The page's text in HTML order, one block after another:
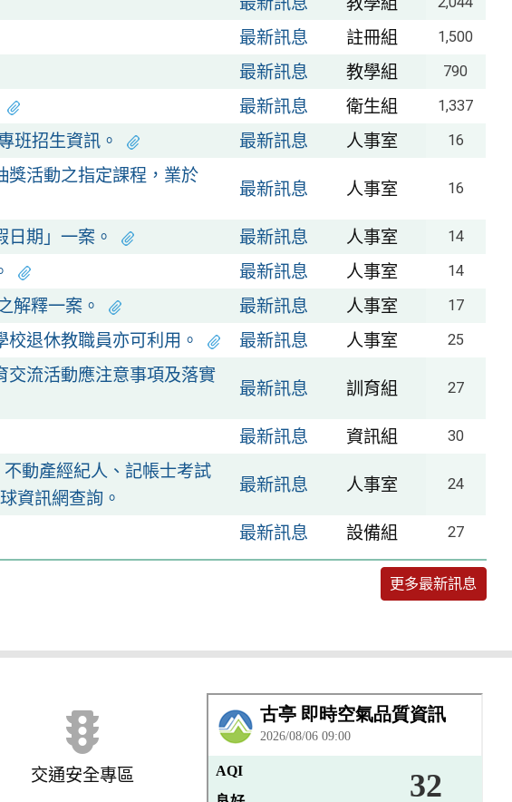
最新訊息 註冊組 1,500
最新訊息 教學組 790
最新訊息 衛生組 1,337
班招生資訊。 最新訊息 人事室 16
獎活動之指定課程，業於
最新訊息 人事室 16
期」一案。 最新訊息 人事室 14
最新訊息 人事室 14
解釋一案。 最新訊息 人事室 17
退休教職員亦可利用。 最新訊息 人事室 25
交流活動應注意事項及落實
最新訊息 訓育組 27
最新訊息 資訊組 30
動產經紀人、記帳士考試
資訊網查詢。
最新訊息 人事室 24
最新訊息 設備組 27
更多最新訊息
交通安全專區